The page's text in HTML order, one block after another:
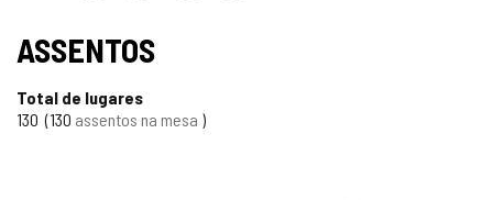
de
meus
ASSENTOS
Total de lugares
130
130 assentos na mesa